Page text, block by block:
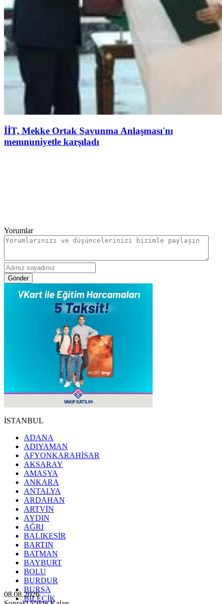
İİT, Mekke Ortak Savunma Anlaşması'nı
memnuniyetle karşıladı
Yorumlar
Gönder
İSTANBUL
ADANA
ADIYAMAN
AFYONKARAHİSAR
AKSARAY
AMASYA
ANKARA
ANTALYA
ARDAHAN
ARTVİN
AYDIN
AĞRI
BALIKESİR
BARTIN
BATMAN
BAYBURT
BOLU
BURDUR
BURSA
BİLECİK
08.08.2026